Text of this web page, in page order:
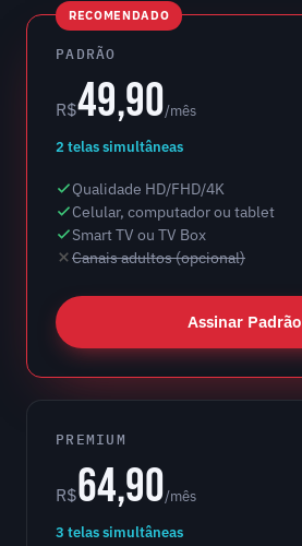
RECOMENDADO
PADRÃO
R$49,90/mês
2 telas simultâneas
Qualidade HD/FHD/4K
Celular, computador ou tablet
Smart TV ou TV Box
Canais adultos (opcional)
Assinar Padrão
PREMIUM
R$64,90/mês
3 telas simultâneas